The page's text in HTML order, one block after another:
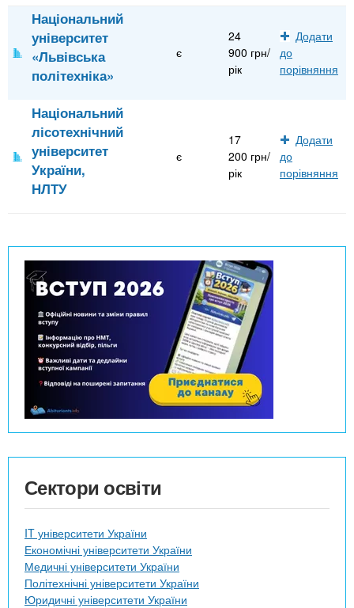
Національний
університет
«Львівська
політехніка»
є
24
900 грн/
рік
Додати
до
порівняння
Національний
лісотехнічний
університет
України,
НЛТУ
є
17
200 грн/
рік
Додати
до
порівняння
Сектори освіти
IT університети України
Економічні університети України
Медичні університети України
Політехнічні університети України
Юридичні університети України